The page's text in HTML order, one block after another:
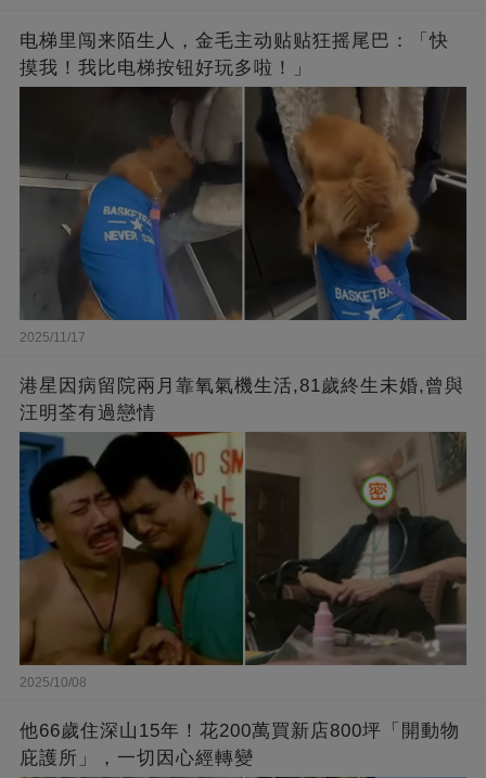
电梯里闯来陌生人，金毛主动贴贴狂摇尾巴：「快
摸我！我比电梯按钮好玩多啦！」
2025/11/17
港星因病留院兩月靠氧氣機生活,81歲終生未婚,曾與
汪明荃有過戀情
2025/10/08
他66歲住深山15年！花200萬買新店800坪「開動物
庇護所」，一切因心經轉變